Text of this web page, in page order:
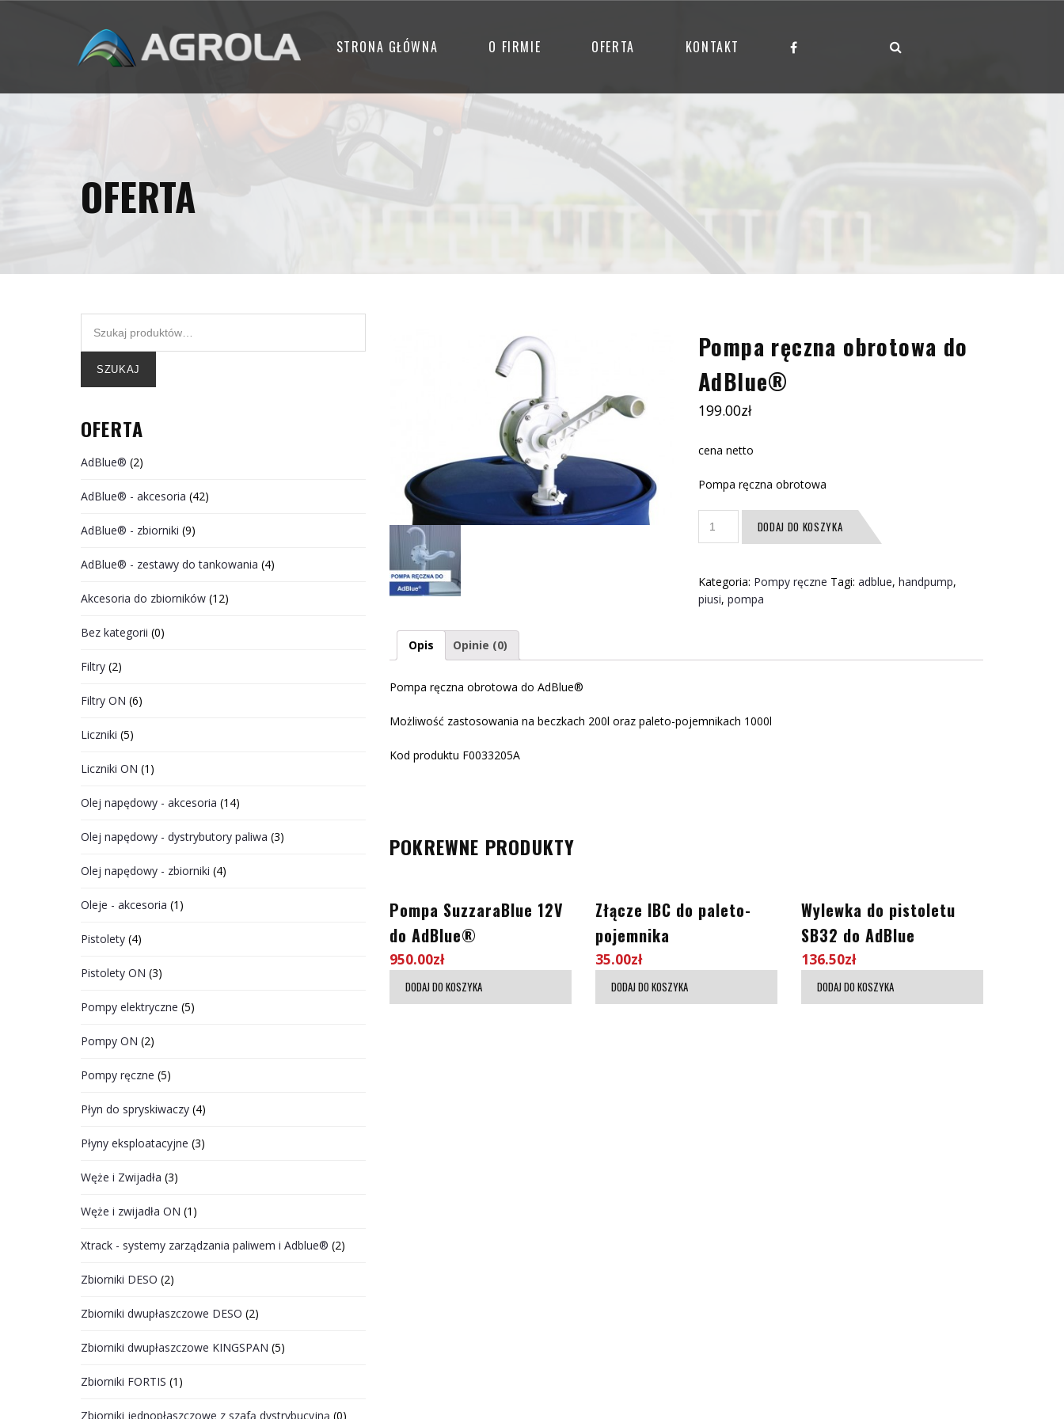
STRONA GŁÓWNA O FIRMIE OFERTA KONTAKT
OFERTA
SZUKAJ
OFERTA
AdBlue® (2)
AdBlue® - akcesoria (42)
AdBlue® - zbiorniki (9)
AdBlue® - zestawy do tankowania (4)
Akcesoria do zbiorników (12)
Bez kategorii (0)
Filtry (2)
Filtry ON (6)
Liczniki (5)
Liczniki ON (1)
Olej napędowy - akcesoria (14)
Olej napędowy - dystrybutory paliwa (3)
Olej napędowy - zbiorniki (4)
Oleje - akcesoria (1)
Pistolety (4)
Pistolety ON (3)
Pompy elektryczne (5)
Pompy ON (2)
Pompy ręczne (5)
Płyn do spryskiwaczy (4)
Płyny eksploatacyjne (3)
Węże i Zwijadła (3)
Węże i zwijadła ON (1)
Xtrack - systemy zarządzania paliwem i Adblue® (2)
Zbiorniki DESO (2)
Zbiorniki dwupłaszczowe DESO (2)
Zbiorniki dwupłaszczowe KINGSPAN (5)
Zbiorniki FORTIS (1)
Zbiorniki jednopłaszczowe z szafą dystrybucyjną (0)
Pompa ręczna obrotowa do
AdBlue®
199.00zł
cena netto
Pompa ręczna obrotowa
Pompa
do
AdBlue®
DODAJ DO KOSZYKA
Kategoria: Pompy ręczne Tagi: adblue, handpump,
piusi, pompa
Opis Opinie (0)
Pompa ręczna obrotowa do AdBlue®
Możliwość zastosowania na beczkach 200l oraz paleto-pojemnikach 1000l
Kod produktu F0033205A
POKREWNE PRODUKTY
Pompa SuzzaraBlue 12V
do AdBlue®
950.00zł
DODAJ DO KOSZYKA
Złącze IBC do paleto-
pojemnika
35.00zł
DODAJ DO KOSZYKA
Wylewka do pistoletu
SB32 do AdBlue
136.50zł
DODAJ DO KOSZYKA